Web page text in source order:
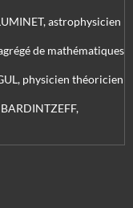
astrophysicien
de mathématiques
physicien théoricien